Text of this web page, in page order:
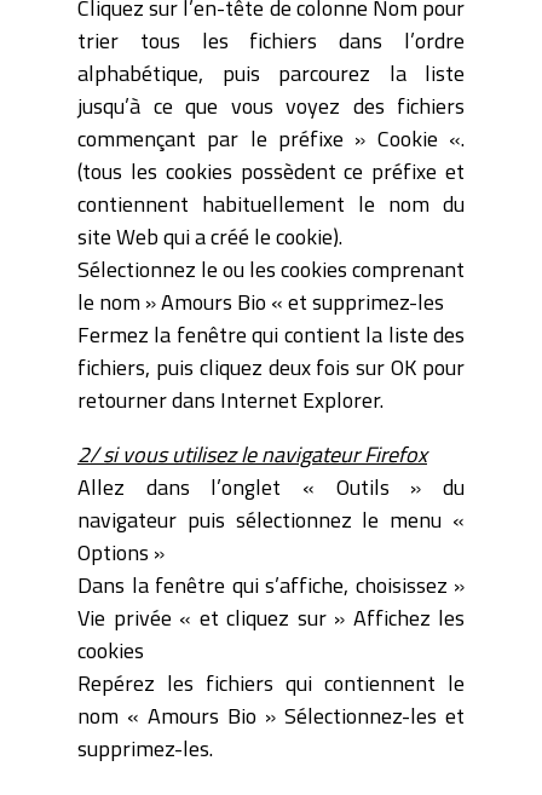
Cliquez sur l’en-tête de colonne Nom pour
trier tous les fichiers dans l’ordre
alphabétique, puis parcourez la liste
jusqu’à ce que vous voyez des fichiers
commençant par le préfixe » Cookie «.
(tous les cookies possèdent ce préfixe et
contiennent habituellement le nom du
site Web qui a créé le cookie).
Sélectionnez le ou les cookies comprenant
le nom » Amours Bio « et supprimez-les
Fermez la fenêtre qui contient la liste des
fichiers, puis cliquez deux fois sur OK pour
retourner dans Internet Explorer.
2/ si vous utilisez le navigateur Firefox
Allez dans l’onglet « Outils » du
navigateur puis sélectionnez le menu «
Options »
Dans la fenêtre qui s’affiche, choisissez »
Vie privée « et cliquez sur » Affichez les
cookies
Repérez les fichiers qui contiennent le
nom « Amours Bio » Sélectionnez-les et
supprimez-les.